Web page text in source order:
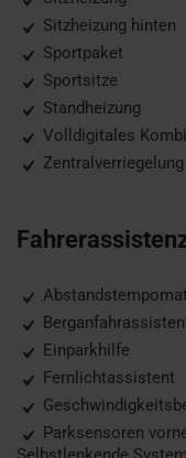
Sitzheizung hinten
Sportpaket
Sportsitze
Standheizung
Volldigitales
Zentralverriegelung
Abstandstempomat
Einparkhilfe
Fernlichtassistent
Parksensoren